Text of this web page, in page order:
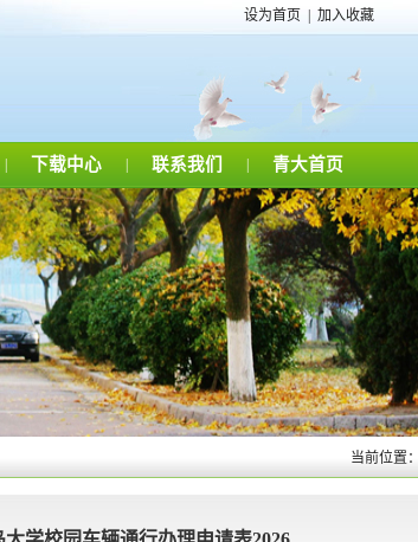
设为首页 加入收藏
下载中心 联系我们 青大首页
当前位置：